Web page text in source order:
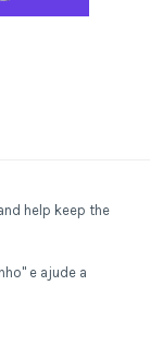
help keep the
e ajude a